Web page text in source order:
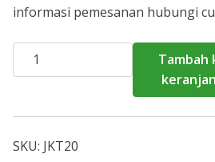
informasi pemesanan hubungi
Kuantitas
Harga
Pademangan
Tambah
SKU: JKT20